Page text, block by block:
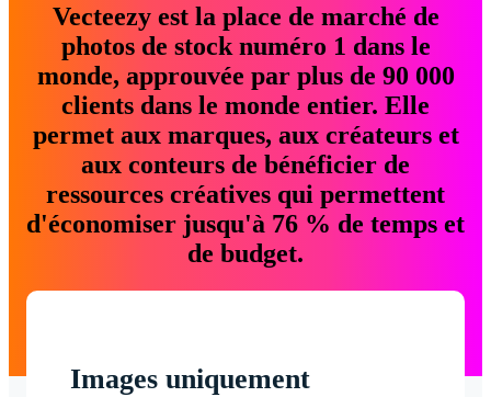
Vecteezy est la place de marché de
photos de stock numéro 1 dans le
monde, approuvée par plus de 90 000
clients dans le monde entier. Elle
permet aux marques, aux créateurs et
aux conteurs de bénéficier de
ressources créatives qui permettent
d'économiser jusqu'à 76 % de temps et
de budget.
Images uniquement